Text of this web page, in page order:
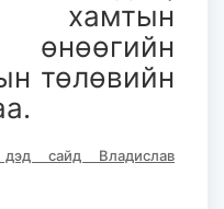
хамтын
өнөөгийн
төлөвийн
сайд Владислав